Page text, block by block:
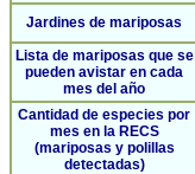
Jardines de mariposas
Lista de mariposas que se
pueden avistar en cada
mes del año
Cantidad de especies por
mes en la RECS
(mariposas y polillas
detectadas)